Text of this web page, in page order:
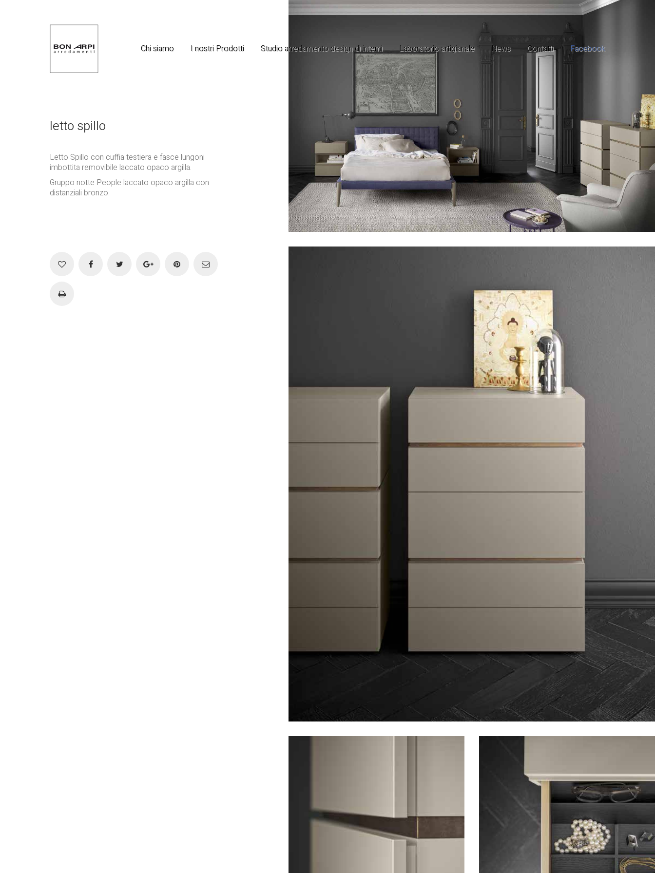
Chi siamo I nostri Prodotti Studio arredamento design di interni Laboratorio artigianale News Contatti Facebook
letto spillo
Letto Spillo con cuffia testiera e fasce lungoni
imbottita removibile laccato opaco argilla.
Gruppo notte People laccato opaco argilla con
distanziali bronzo.